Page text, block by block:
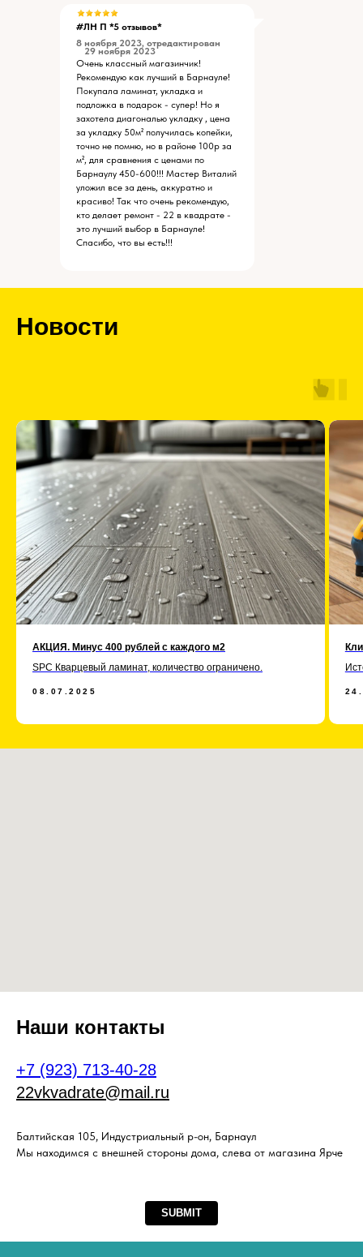
#ЛН П *5 отзывов*
8 ноября 2023, отредактирован
Очень классный магазинчик!
Рекомендую как лучший в Барнауле!
Покупала ламинат, укладка и
подложка в подарок - супер! Но я
захотела диагональю укладку , цена
за укладку 50м² получилась копейки,
точно не помню, но в районе 100р за
м², для сравнения с ценами по
Барнаулу 450-600!!! Мастер Виталий
уложил все за день, аккуратно и
красиво! Так что очень рекомендую,
кто делает ремонт - 22 в квадрате -
это лучший выбор в Барнауле!
Спасибо, что вы есть!!!
29 ноября 2023
Новости
АКЦИЯ. Минус 400 рублей с каждого м2
SPC Кварцевый ламинат, количество ограничено.
08.07.2025
Наши контакты
+7 (923) 713-40-28
22vkvadrate@mail.ru
Балтийская 105, Индустриальный р-он, Барнаул
Мы находимся с внешней стороны дома, слева от магазина Ярче
SUBMIT